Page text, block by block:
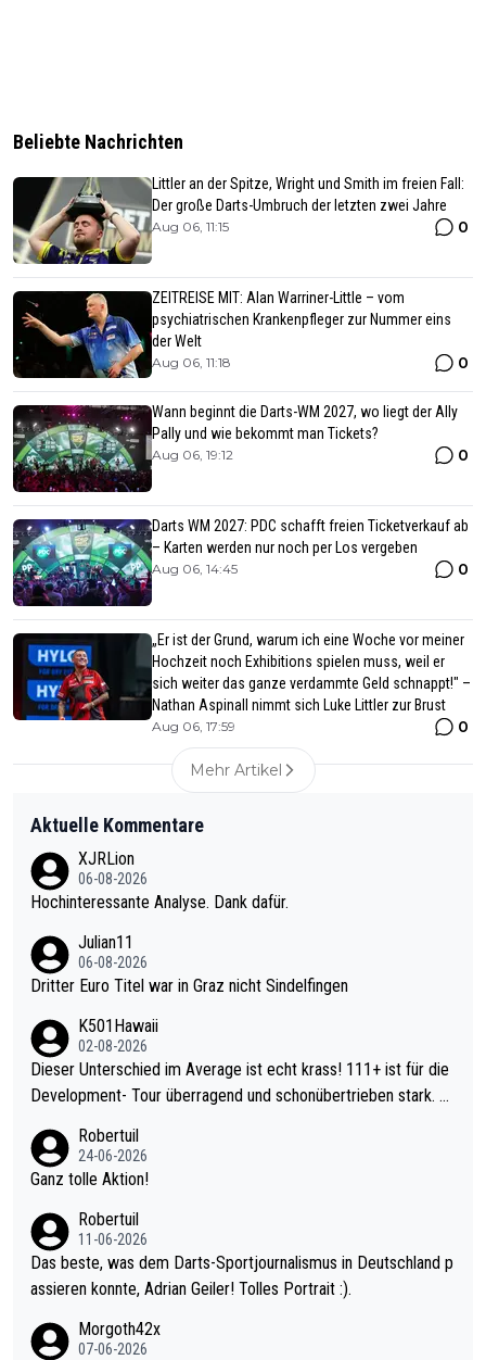
Beliebte Nachrichten
Littler an der Spitze, Wright und Smith im freien Fall:
Der große Darts-Umbruch der letzten zwei Jahre
Aug 06, 11:15 0
ZEITREISE MIT: Alan Warriner-Little – vom
psychiatrischen Krankenpfleger zur Nummer eins
der Welt
Aug 06, 11:18 0
Wann beginnt die Darts-WM 2027, wo liegt der Ally
Pally und wie bekommt man Tickets?
Aug 06, 19:12 0
Darts WM 2027: PDC schafft freien Ticketverkauf ab
– Karten werden nur noch per Los vergeben
Aug 06, 14:45 0
„Er ist der Grund, warum ich eine Woche vor meiner
Hochzeit noch Exhibitions spielen muss, weil er
sich weiter das ganze verdammte Geld schnappt!" –
Nathan Aspinall nimmt sich Luke Littler zur Brust
Aug 06, 17:59 0
Mehr Artikel
Aktuelle Kommentare
XJRLion
06-08-2026
Hochinteressante Analyse. Dank dafür.
Julian11
06-08-2026
Dritter Euro Titel war in Graz nicht Sindelfingen
K501Hawaii
02-08-2026
Dieser Unterschied im Average ist echt krass! 111+ ist für die
Development- Tour überragend und schonübertrieben stark. U
mal 40+ erst recht. Da gewinnst keinen Blumentopf - ist ja noc
h krasser wie ein Pokalspiel eines Kreisligisten vs einem Bund
Robertuil
24-06-2026
Ganz tolle Aktion!
Robertuil
11-06-2026
Das beste, was dem Darts-Sportjournalismus in Deutschland p
assieren konnte, Adrian Geiler! Tolles Portrait :).
Morgoth42x
07-06-2026